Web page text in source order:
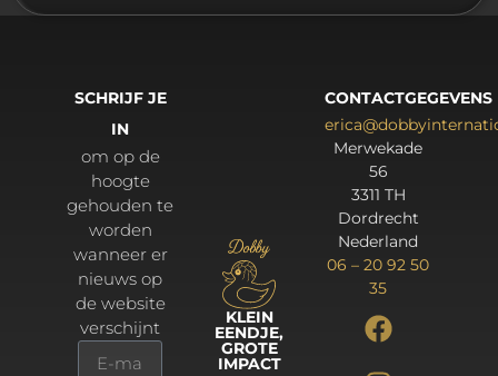
CONTACTGEGEVENS
Merwekade
56
3311 TH
Dordrecht
Nederland
06 – 20 92 50
35
KLEIN
EENDJE,
GROTE
IMPACT
SCHRIJF JE
IN
om op de
hoogte
gehouden te
worden
wanneer er
nieuws op
de website
verschijnt